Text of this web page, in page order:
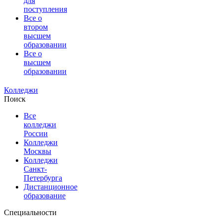
поступления
Все о
втором
высшем
образовании
Все о
высшем
образовании
Колледжи
Поиск
Все
колледжи
России
Колледжи
Москвы
Колледжи
Санкт-
Петербурга
Дистанционное
образование
Специальности